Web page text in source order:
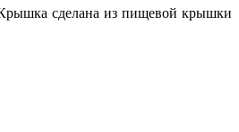
сделана из пищевой крышки